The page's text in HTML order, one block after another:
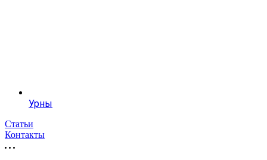
Урны
Статьи
Контакты